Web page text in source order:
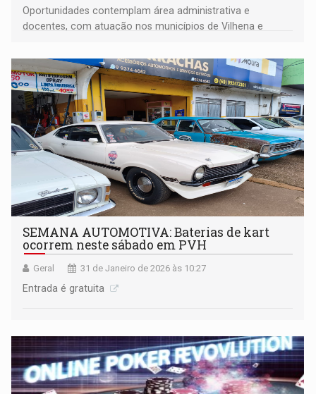
Oportunidades contemplam área administrativa e
docentes, com atuação nos municípios de Vilhena e
SEMANA AUTOMOTIVA: Baterias de kart
ocorrem neste sábado em PVH
Geral 31 de Janeiro de 2026 às 10:27
Entrada é gratuita